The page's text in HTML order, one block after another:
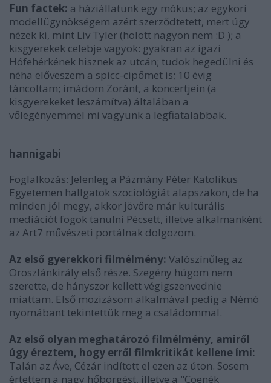
Fun factek: a háziállatunk egy mókus; az egykori
modellügynökségem azért szerződtetett, mert úgy
nézek ki, mint Liv Tyler (holott nagyon nem :D ); a
kisgyerekek celebje vagyok: gyakran az igazi
Hófehérkének hisznek az utcán; tudok hegedülni és
néha előveszem a spicc-cipőmet is; 10 évig
táncoltam; imádom Zoránt, a koncertjein (a
kisgyerekeket leszámítva) általában a
vőlegényemmel mi vagyunk a legfiatalabbak.
hannigabi
Foglalkozás: Jelenleg a Pázmány Péter Katolikus
Egyetemen hallgatok szociológiát alapszakon, de ha
minden jól megy, akkor jövőre már kulturális
mediációt fogok tanulni Pécsett, illetve alkalmanként
az Art7 művészeti portálnak dolgozom.
Az első gyerekkori filmélmény: Valószínűleg az
Oroszlánkirály első része. Szegény húgom nem
szerette, de hányszor kellett végigszenvednie
miattam. Első mozizásom alkalmával pedig a Némó
nyomábant tekintettük meg a családommal.
Az első olyan meghatározó filmélmény, amiről
úgy éreztem, hogy erről filmkritikát kellene írni:
Talán az Áve, Cézár indított el ezen az úton. Sosem
értettem a nagy hőbörgést, illetve a "Coenék